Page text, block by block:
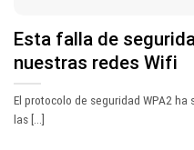
Esta falla de
nuestras redes Wifi
El protocolo de seguridad WPA2
las [...]